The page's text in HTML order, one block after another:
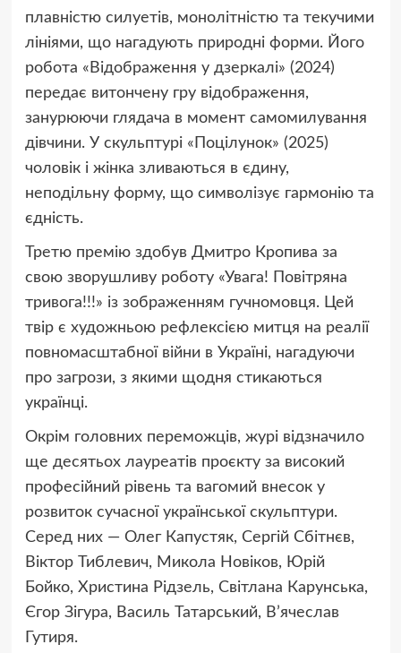
плавністю силуетів, монолітністю та текучими
лініями, що нагадують природні форми. Його
робота «Відображення у дзеркалі» (2024)
передає витончену гру відображення,
занурюючи глядача в момент самомилування
дівчини. У скульптурі «Поцілунок» (2025)
чоловік і жінка зливаються в єдину,
неподільну форму, що символізує гармонію та
єдність.
Третю премію здобув Дмитро Кропива за
свою зворушливу роботу «Увага! Повітряна
тривога!!!» із зображенням гучномовця. Цей
твір є художньою рефлексією митця на реалії
повномасштабної війни в Україні, нагадуючи
про загрози, з якими щодня стикаються
українці.
Окрім головних переможців, журі відзначило
ще десятьох лауреатів проєкту за високий
професійний рівень та вагомий внесок у
розвиток сучасної української скульптури.
Серед них — Олег Капустяк, Сергій Сбітнєв,
Віктор Тиблевич, Микола Новіков, Юрій
Бойко, Христина Рідзель, Світлана Карунська,
Єгор Зігура, Василь Татарський, В’ячеслав
Гутиря.